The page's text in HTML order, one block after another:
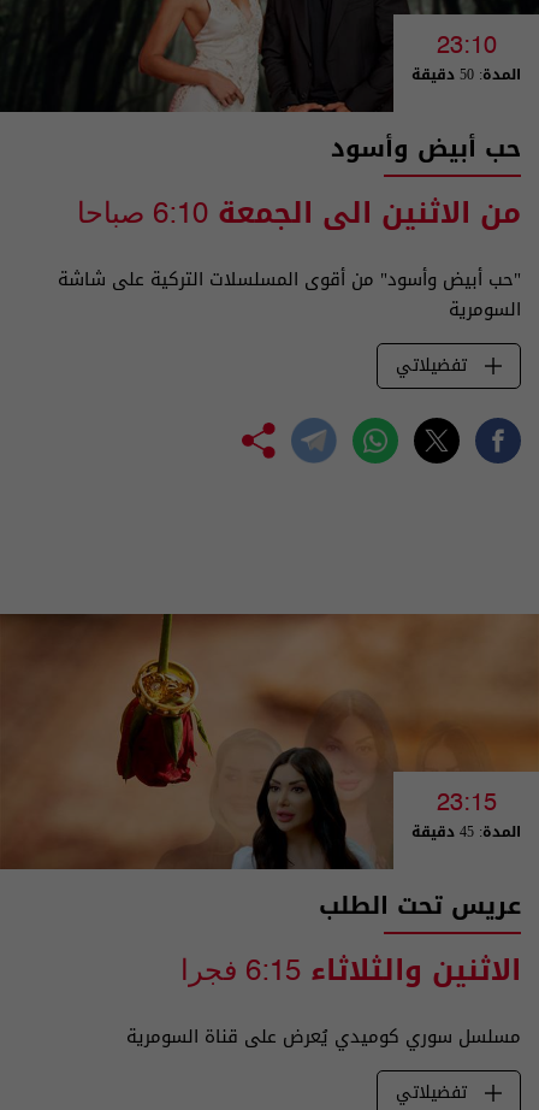
23:10
المدة: 50 دقيقة
حب أبيض وأسود
من الاثنين الى الجمعة 6:10 صباحا
"حب أبيض وأسود" من أقوى المسلسلات التركية على شاشة
السومرية
تفضيلاتي
23:15
المدة: 45 دقيقة
عريس تحت الطلب
الاثنين والثلاثاء 6:15 فجرا
مسلسل سوري كوميدي يُعرض على قناة السومرية
تفضيلاتي